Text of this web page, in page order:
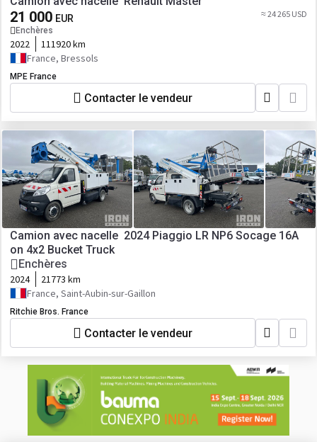
21 000 EUR
Enchères
≈ 24 265 USD
2022
111920 km
France, Bressols
MPE France
Contacter le vendeur
Camion avec nacelle 2024 Piaggio LR NP6 Socage 16A
on 4x2 Bucket Truck
Enchères
2024
21773 km
France, Saint-Aubin-sur-Gaillon
Ritchie Bros. France
Contacter le vendeur